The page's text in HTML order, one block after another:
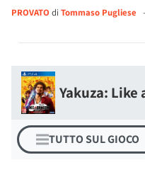
PROVATO di Tommaso Pugliese
Yakuza: Like
TUTTO SUL GIOCO